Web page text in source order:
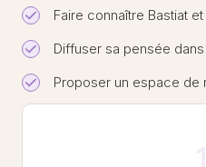
Faire connaître Bastiat
Diffuser sa pensée
Proposer un espace de